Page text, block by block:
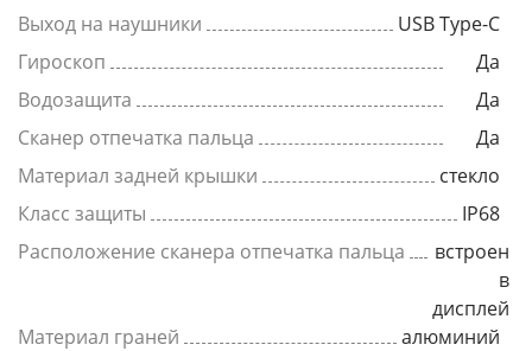
Выход на наушники
USB Type-C
Гироскоп
Да
Водозащита
Да
Сканер отпечатка пальца
Да
Материал задней крышки
стекло
Класс защиты
IP68
Расположение сканера отпечатка пальца
встроен
в
дисплей
Материал граней
алюминий